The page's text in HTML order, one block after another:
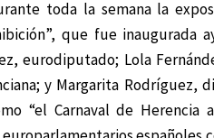
toda la semana la
que fue inaugurada
eurodiputado; Lola
y Margarita Rodríguez,
“el Carnaval de Herencia